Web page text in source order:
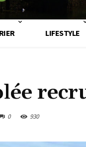
LIFESTYLE
0 930